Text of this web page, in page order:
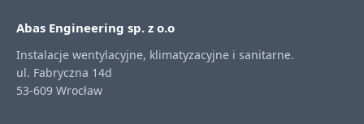
Abas Engineering sp. z o.o
Instalacje wentylacyjne, klimatyzacyjne i sanitarne.
ul. Fabryczna 14d
53-609 Wrocław